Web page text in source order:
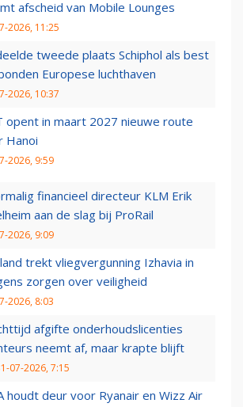
afscheid van Mobile Lounges
2026, 11:25
tweede plaats Schiphol als best
Europese luchthaven
2026, 10:37
opent in maart 2027 nieuwe route
Hanoi
2026, 9:59
financieel directeur KLM Erik
aan de slag bij ProRail
2026, 9:09
trekt vliegvergunning Izhavia in
zorgen over veiligheid
2026, 8:03
afgifte onderhoudslicenties
neemt af, maar krapte blijft
07-2026, 7:15
houdt deur voor Ryanair en Wizz Air